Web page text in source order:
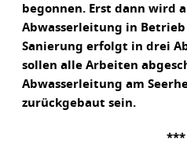
begonnen. Erst dann wird
Abwasserleitung in
Sanierung erfolgt in drei
sollen alle Arbeiten
Abwasserleitung am
zurückgebaut sein.
***